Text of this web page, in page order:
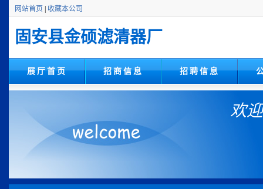
网站首页 收藏本公司
固安县金硕滤清器厂
展厅首页 招商信息 招聘信息
欢